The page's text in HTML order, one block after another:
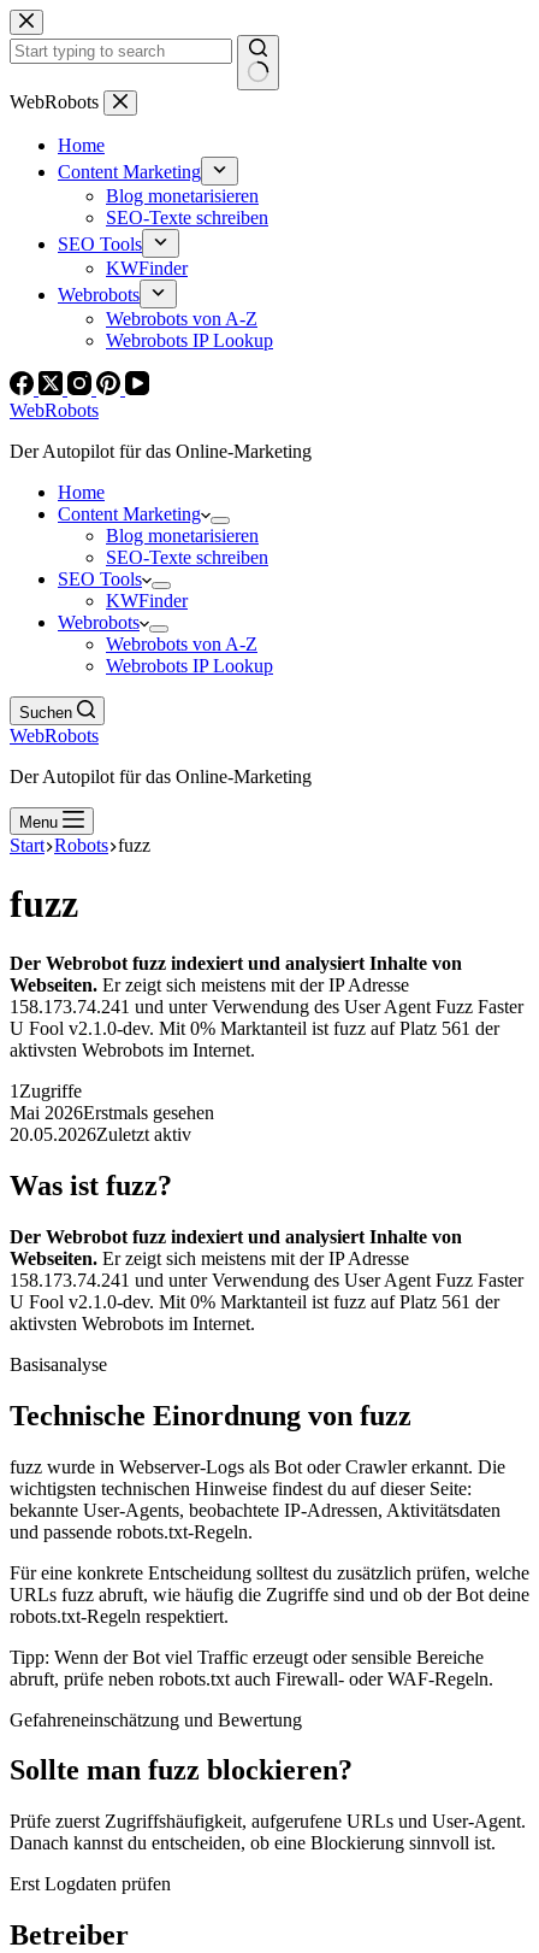
Zum
Inhalt
springen
Keine
WebRobots
Home
Content Marketing
Blog monetarisieren
SEO-Texte schreiben
SEO Tools
KWFinder
Webrobots
Webrobots von A-Z
Webrobots IP Lookup
WebRobots
Der Autopilot für das Online-Marketing
Home
Content Marketing
Blog monetarisieren
SEO-Texte schreiben
SEO Tools
KWFinder
Webrobots
Webrobots von A-Z
Webrobots IP Lookup
Suchen
WebRobots
Der Autopilot für das Online-Marketing
Menu
Start Robots fuzz
fuzz
Der Webrobot fuzz indexiert und analysiert Inhalte von
Webseiten. Er zeigt sich meistens mit der IP Adresse
158.173.74.241 und unter Verwendung des User Agent Fuzz Faster
U Fool v2.1.0-dev. Mit 0% Marktanteil ist fuzz auf Platz 561 der
aktivsten Webrobots im Internet.
1 Zugriffe
Mai 2026Erstmals gesehen
20.05.2026Zuletzt aktiv
Was ist fuzz?
Der Webrobot fuzz indexiert und analysiert Inhalte von
Webseiten. Er zeigt sich meistens mit der IP Adresse
158.173.74.241 und unter Verwendung des User Agent Fuzz Faster
U Fool v2.1.0-dev. Mit 0% Marktanteil ist fuzz auf Platz 561 der
aktivsten Webrobots im Internet.
Basisanalyse
Technische Einordnung von fuzz
fuzz wurde in Webserver-Logs als Bot oder Crawler erkannt. Die
wichtigsten technischen Hinweise findest du auf dieser Seite:
bekannte User-Agents, beobachtete IP-Adressen, Aktivitätsdaten
und passende robots.txt-Regeln.
Für eine konkrete Entscheidung solltest du zusätzlich prüfen, welche
URLs fuzz abruft, wie häufig die Zugriffe sind und ob der Bot deine
robots.txt-Regeln respektiert.
Tipp: Wenn der Bot viel Traffic erzeugt oder sensible Bereiche
abruft, prüfe neben robots.txt auch Firewall- oder WAF-Regeln.
Gefahreneinschätzung und Bewertung
Sollte man fuzz blockieren?
Prüfe zuerst Zugriffshäufigkeit, aufgerufene URLs und User-Agent.
Danach kannst du entscheiden, ob eine Blockierung sinnvoll ist.
Erst Logdaten prüfen
Betreiber